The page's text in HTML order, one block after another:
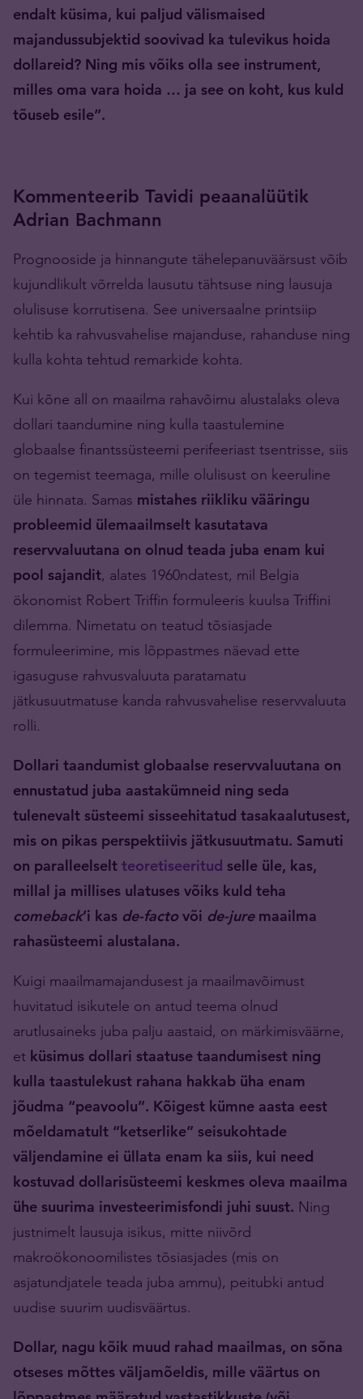
endalt küsima, kui paljud välismaised
majandussubjektid soovivad ka tulevikus hoida
dollareid? Ning mis võiks olla see instrument,
milles oma vara hoida … ja see on koht, kus kuld
tõuseb esile”.
Kommenteerib Tavidi peaanalüütik
Adrian Bachmann
Prognooside ja hinnangute tähelepanuväärsust võib
kujundlikult võrrelda lausutu tähtsuse ning lausuja
olulisuse korrutisena. See universaalne printsiip
kehtib ka rahvusvahelise majanduse, rahanduse ning
kulla kohta tehtud remarkide kohta.
Kui kõne all on maailma rahavõimu alustalaks oleva
dollari taandumine ning kulla taastulemine
globaalse finantssüsteemi perifeeriast tsentrisse, siis
on tegemist teemaga, mille olulisust on keeruline
üle hinnata. Samas mistahes riikliku vääringu
probleemid ülemaailmselt kasutatava
reservvaluutana on olnud teada juba enam kui
pool sajandit, alates 1960ndatest, mil Belgia
ökonomist Robert Triffin formuleeris kuulsa Triffini
dilemma. Nimetatu on teatud tõsiasjade
formuleerimine, mis lõppastmes näevad ette
igasuguse rahvusvaluuta paratamatu
jätkusuutmatuse kanda rahvusvahelise reservvaluuta
rolli.
Dollari taandumist globaalse reservvaluutana on
ennustatud juba aastakümneid ning seda
tulenevalt süsteemi sisseehitatud tasakaalutusest,
mis on pikas perspektiivis jätkusuutmatu. Samuti
on paralleelselt teoretiseeritud selle üle, kas,
millal ja millises ulatuses võiks kuld teha
comeback’i kas de-factovõi de-juremaailma
rahasüsteemi alustalana.
Kuigi maailmamajandusest ja maailmavõimust
huvitatud isikutele on antud teema olnud
arutlusaineks juba palju aastaid, on märkimisväärne,
et küsimus dollari staatuse taandumisest ning
kulla taastulekust rahana hakkab üha enam
jõudma “peavoolu”. Kõigest kümne aasta eest
mõeldamatult “ketserlike” seisukohtade
väljendamine ei üllata enam ka siis, kui need
kostuvad dollarisüsteemi keskmes oleva maailma
ühe suurima investeerimisfondi juhi suust. Ning
justnimelt lausuja isikus, mitte niivõrd
makroökonoomilistes tõsiasjades (mis on
asjatundjatele teada juba ammu), peitubki antud
uudise suurim uudisväärtus.
Dollar, nagu kõik muud rahad maailmas, on sõna
otseses mõttes väljamõeldis, mille väärtus on